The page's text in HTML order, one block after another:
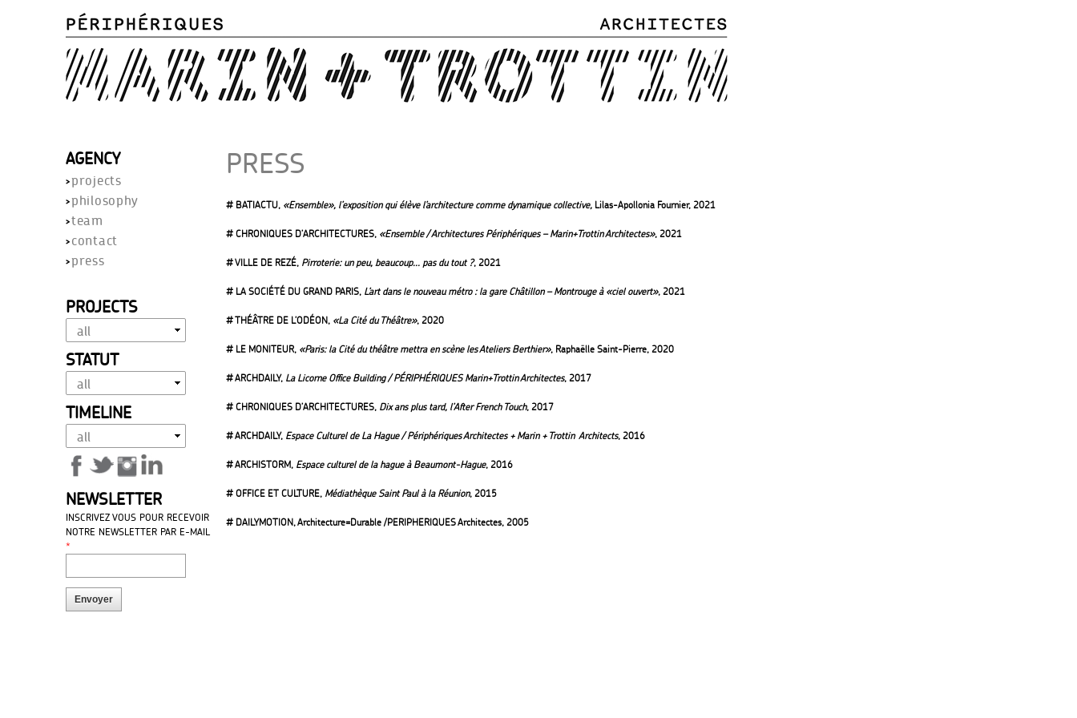
content
AGENCY
projects
philosophy
team
contact
press
PROJECTS
STATUT
TIMELINE
NEWSLETTER
INSCRIVEZ VOUS POUR RECEVOIR
NOTRE NEWSLETTER PAR E-MAIL
*
PRESS
# BATIACTU, «Ensemble», l’exposition qui élève l’architecture comme dynamique collective, Lilas-Apollonia Fournier, 2021
# CHRONIQUES D’ARCHITECTURES, «Ensemble / Architectures Périphériques – Marin+Trottin Architectes», 2021
# VILLE DE REZÉ, Pirroterie: un peu, beaucoup... pas du tout ?, 2021
# LA SOCIÉTÉ DU GRAND PARIS, L’art dans le nouveau métro : la gare Châtillon – Montrouge à «ciel ouvert», 2021
# THÉÂTRE DE L’ODÉON, «La Cité du Théâtre», 2020
# LE MONITEUR, «Paris: la Cité du théâtre mettra en scène les Ateliers Berthier», Raphaëlle Saint-Pierre, 2020
# ARCHDAILY, La Licorne Office Building / PÉRIPHÉRIQUES Marin+Trottin Architectes, 2017
# CHRONIQUES D’ARCHITECTURES, Dix ans plus tard, l’After French Touch, 2017
# ARCHDAILY, Espace Culturel de La Hague / Périphériques Architectes + Marin + Trottin Architects, 2016
# ARCHISTORM, Espace culturel de la hague à Beaumont-Hague, 2016
# OFFICE ET CULTURE, Médiathèque Saint Paul à la Réunion, 2015
# DAILYMOTION, Architecture=Durable /PERIPHERIQUES Architectes, 2005